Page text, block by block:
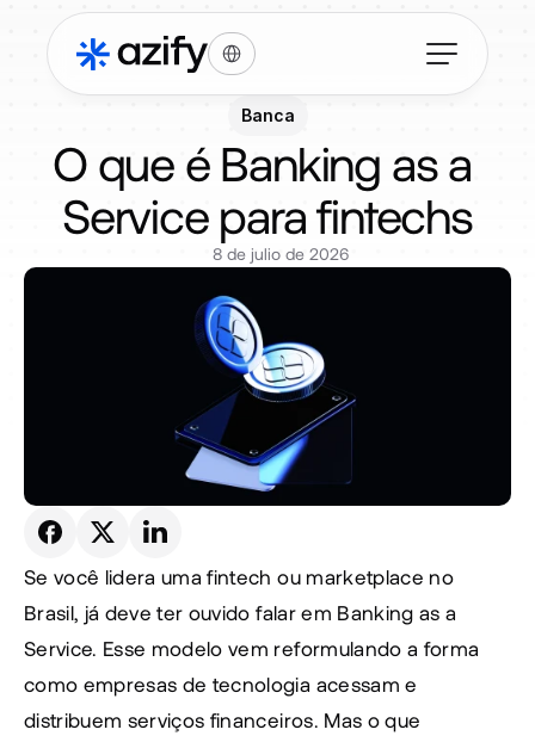
Select Language
Banca
O que é Banking as a
Service para fintechs
8 de julio de 2026
Se você lidera uma fintech ou marketplace no
Brasil, já deve ter ouvido falar em Banking as a
Service. Esse modelo vem reformulando a forma
como empresas de tecnologia acessam e
distribuem serviços financeiros. Mas o que